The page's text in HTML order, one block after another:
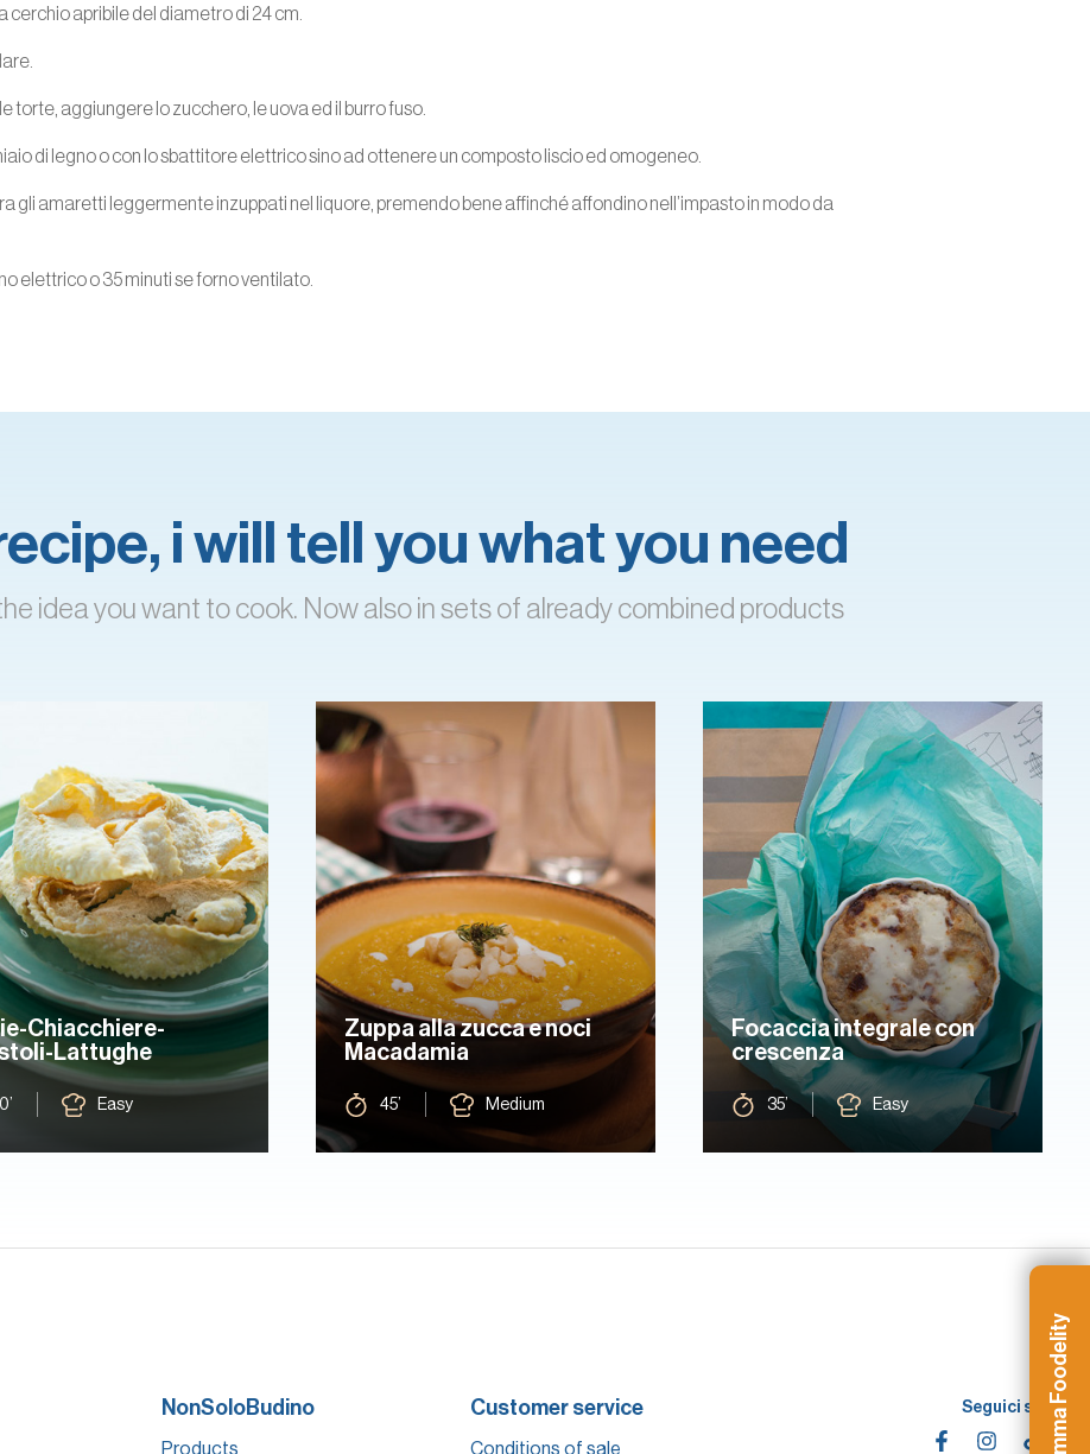
apribile del diametro di 24 cm.
torte, aggiungere lo zucchero, le uova ed il burro fuso.
di legno o con lo sbattitore elettrico sino ad ottenere un composto liscio ed omogeneo.
gli amaretti leggermente inzuppati nel liquore, premendo bene affinché affondino nell’impasto in modo da
elettrico o 35 minuti se forno ventilato.
i will tell you what you need
idea you want to cook. Now also in sets of already combined products
Chiacchiere-
Lattughe
Easy
Zuppa alla zucca e noci
Macadamia
45’ Medium
Focaccia integrale con
crescenza
35’ Easy
NonSoloBudino
Products
Customer service
Conditions of sale
Seguici su